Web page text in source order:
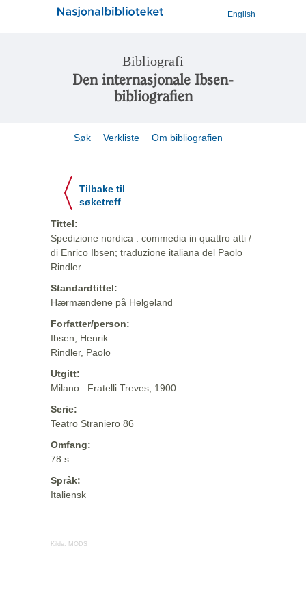
English
Bibliografi
Den internasjonale Ibsen-
bibliografien
Søk Verkliste Om bibliografien
Tilbake til
søketreff
Tittel:
Spedizione nordica : commedia in quattro atti /
di Enrico Ibsen; traduzione italiana del Paolo
Rindler
Standardtittel:
Hærmændene på Helgeland
Forfatter/person:
Ibsen, Henrik
Rindler, Paolo
Utgitt:
Milano : Fratelli Treves, 1900
Serie:
Teatro Straniero 86
Omfang:
78 s.
Språk:
Italiensk
Kilde: MODS